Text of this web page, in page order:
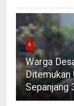
6
Warga
Ditemukan
Sepanjang